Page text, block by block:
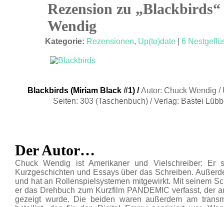
Rezension zu
Wendig
Kategorie: Rezensionen, Up(to)date 6
Blackbirds (Miriam Black #1) /Autor: Chuck Wendig /
Seiten: 303 (Taschenbuch) / Verlag: Bastei
Der Autor…
Chuck Wendig ist Amerikaner und Vielschreiber: Er
Kurzgeschichten und Essays über das Schreiben.
und hat an Rollenspielsystemen mitgewirkt. Mit seinem
er das Drehbuch zum Kurzfilm PANDEMIC verfasst, der
gezeigt wurde. Die beiden waren außerdem am